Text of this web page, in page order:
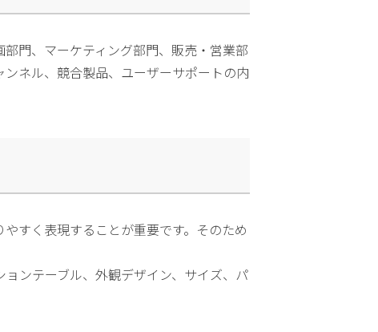
門、マーケティング部門、販売・営業部
ネル、競合製品、ユーザーサポートの内
すく表現することが重要です。そのため
ンテーブル、外観デザイン、サイズ、パ